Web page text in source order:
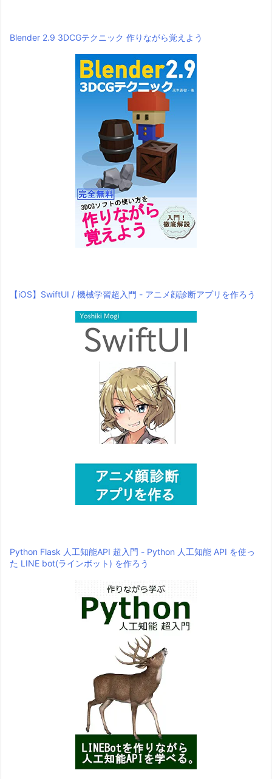
Blender 2.9 3DCGテクニック 作りながら覚えよう
【iOS】SwiftUI / 機械学習超入門 - アニメ顔診断アプリを作ろう
Python Flask 人工知能API 超入門 - Python 人工知能 API を使っ
た LINE bot(ラインボット) を作ろう